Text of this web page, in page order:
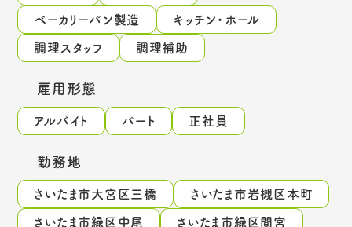
ベーカリーパン製造
キッチン・ホール
調理スタッフ
調理補助
雇用形態
アルバイト パート 正社員
勤務地
さいたま市大宮区三橋
さいたま市岩槻区本町
さいたま市緑区中尾
さいたま市緑区間宮